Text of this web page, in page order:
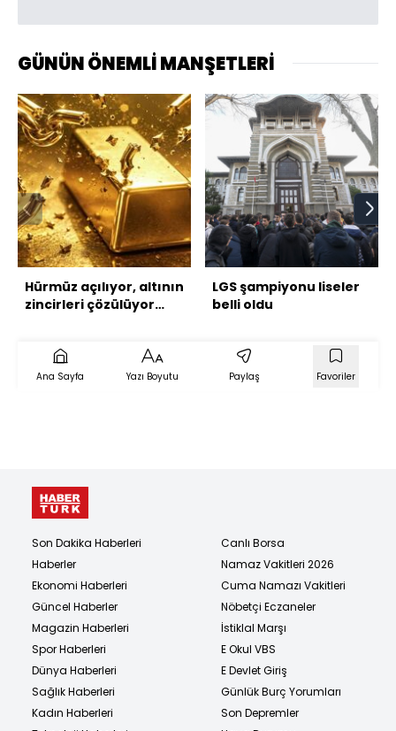
GÜNÜN ÖNEMLİ MANŞETLERİ
Hürmüz açılıyor, altının
zincirleri çözülüyor
LGS şampiyonu liseler
belli oldu
Ana Sayfa Yazı Boyutu Paylaş Favoriler
Son Dakika Haberleri
Haberler
Ekonomi Haberleri
Güncel Haberler
Magazin Haberleri
Spor Haberleri
Dünya Haberleri
Sağlık Haberleri
Kadın Haberleri
Canlı Borsa
Namaz Vakitleri 2026
Cuma Namazı Vakitleri
Nöbetçi Eczaneler
İstiklal Marşı
E Okul VBS
E Devlet Giriş
Günlük Burç Yorumları
Son Depremler